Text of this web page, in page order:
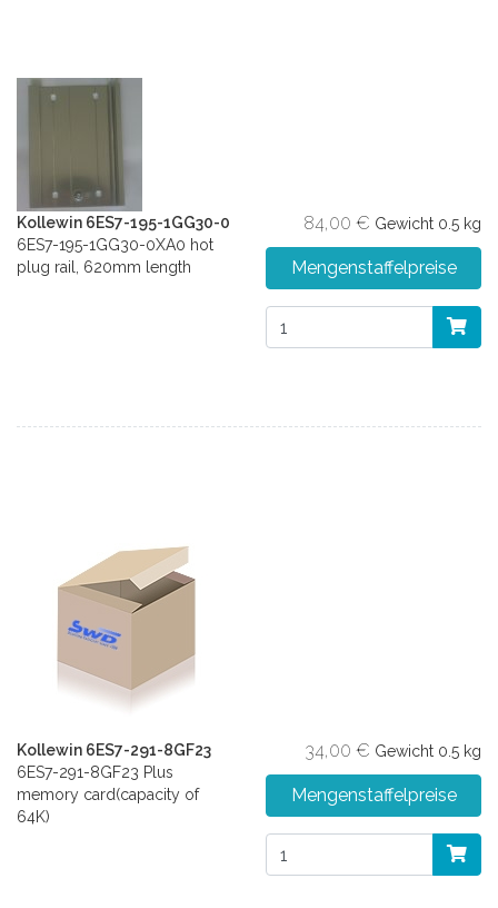
Kollewin 6ES7-195-1GG30-0
6ES7-195-1GG30-0XA0 hot
plug rail, 620mm length
84,00 € Gewicht 0.5 kg
Mengenstaffelpreise
Kollewin 6ES7-291-8GF23
6ES7-291-8GF23 Plus
memory card(capacity of
64K)
34,00 € Gewicht 0.5 kg
Mengenstaffelpreise